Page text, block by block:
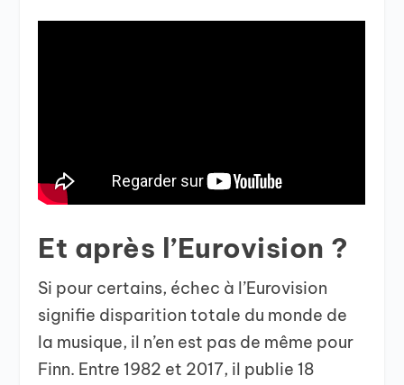
Et après l’Eurovision ?
Si pour certains, échec à l’Eurovision
signifie disparition totale du monde de
la musique, il n’en est pas de même pour
Finn. Entre 1982 et 2017, il publie 18